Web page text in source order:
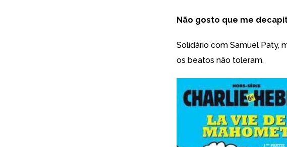
Não gosto que me
Solidário com Samuel Paty,
os beatos não toleram.